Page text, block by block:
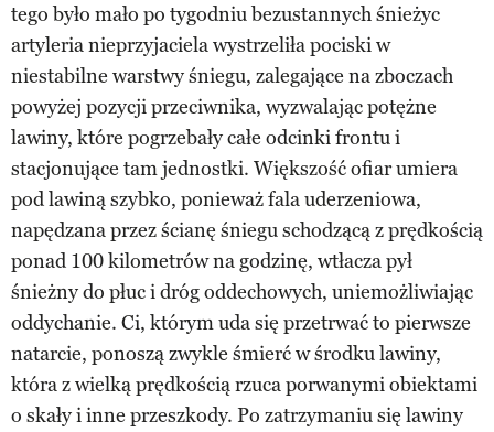
tego było mało po tygodniu bezustannych śnieżyc
artyleria nieprzyjaciela wystrzeliła pociski w
niestabilne warstwy śniegu, zalegające na zboczach
powyżej pozycji przeciwnika, wyzwalając potężne
lawiny, które pogrzebały całe odcinki frontu i
stacjonujące tam jednostki. Większość ofiar umiera
pod lawiną szybko, ponieważ fala uderzeniowa,
napędzana przez ścianę śniegu schodzącą z prędkością
ponad 100 kilometrów na godzinę, wtłacza pył
śnieżny do płuc i dróg oddechowych, uniemożliwiając
oddychanie. Ci, którym uda się przetrwać to pierwsze
natarcie, ponoszą zwykle śmierć w środku lawiny,
która z wielką prędkością rzuca porwanymi obiektami
o skały i inne przeszkody. Po zatrzymaniu się lawiny